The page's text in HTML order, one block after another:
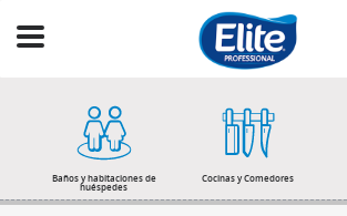
tu
búsqueda
BUSCARBaños y habitaciones de
huéspedes
Cocinas y Comedores